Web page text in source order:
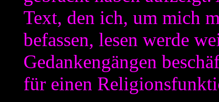
Text, den ich, um mich
befassen, lesen werde
Gedankengängen
für einen